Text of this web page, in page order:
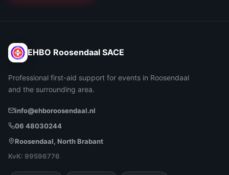
EHBO Roosendaal SACE
Professional first-aid support for events in Roosendaal
and the surrounding area.
info@ehboroosendaal.nl
06 48030244
Roosendaal, North Brabant
KvK: 99596776